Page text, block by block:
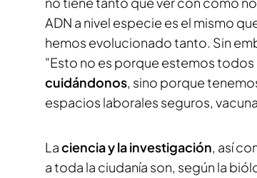
ADN a nivel especie es el mismo
hemos evolucionado tanto. Sin
"Esto no es porque estemos
cuidándonos, sino porque
espacios laborales seguros,
Laciencia y la investigación, así
a toda la ciudanía son, según la